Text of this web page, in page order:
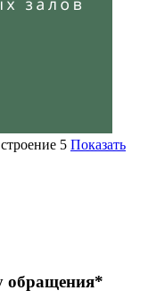
5 Показать
обращения*